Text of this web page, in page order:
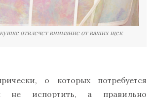
отвлечет внимание от ваших щек
о которых потребуется
не испортить, а правильно